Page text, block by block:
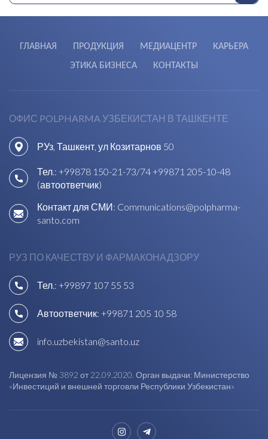
ГЛАВНАЯ ПРОДУКЦИЯ МЕДИАЦЕНТР
КАРЬЕРА
ЭТИКА БИЗНЕСА
КОНТАКТЫ
ОФИС POLPHARMA УЗБЕКИСТАН В ТАШКЕНТЕ
РУз, Ташкент, ул Козитарнов 50
Тел.: +99878 150-21-73/74+99871 205-10-48
(автоответчик)
Контакт для СМИ: Communications@polpharma-
santo.com
РУЗ ПО КАЧЕСТВУ И ФАРМАКОНАДЗОРУ
Тел.: +99897 107 55 53
Автоответчик: +99871 205 10 58
info.uzbekistan@santo.uz
Лицензия № 3892 от 22.09.2020. Орган выдачи: Министерство
«Инвестиций и внешней торговли Республики Узбекистан»